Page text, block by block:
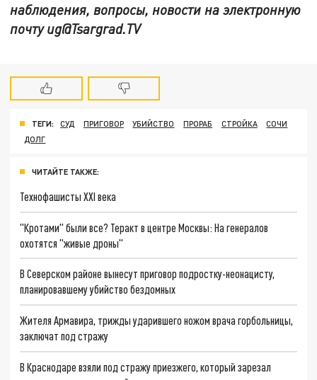
наблюдения, вопросы, новости на электронную
почтуug@Tsargrad.TV
ТЕГИ: СУД ПРИГОВОР УБИЙСТВО ПРОРАБ СТРОЙКА
СОЧИ
ДОЛГ
ЧИТАЙТЕ ТАКЖЕ:
Технофашисты XXI века
"Кротами" были все? Теракт в центре Москвы: На генералов
охотятся "живые дроны"
В Северском районе вынесут приговор подростку-неонацисту,
планировавшему убийство бездомных
Жителя Армавира, трижды ударившего ножом врача горбольницы,
заключат под стражу
В Краснодаре взяли под стражу приезжего, который зарезал